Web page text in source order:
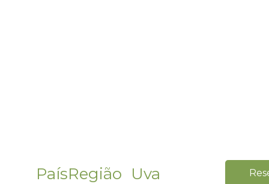
PaísRegião Uva